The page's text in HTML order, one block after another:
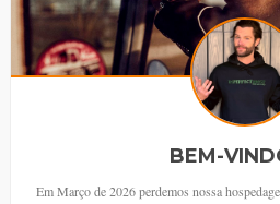
BEM-
Em Março de 2026 perdemos nossa